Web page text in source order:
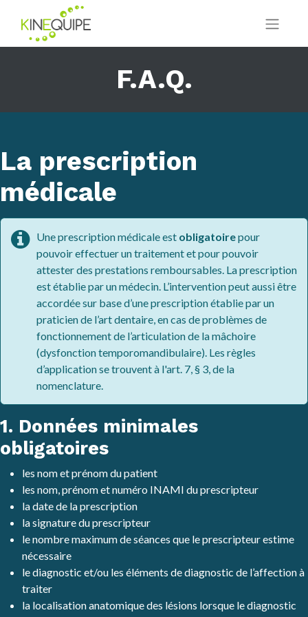
F.A.Q.
La prescription
médicale
Une prescription médicale est obligatoirepour
pouvoir effectuer un traitement et pour pouvoir
attester des prestations remboursables. La prescription
est établie par un médecin. L’intervention peut aussi être
accordée sur base d’une prescription établie par un
praticien de l’art dentaire, en cas de problèmes de
fonctionnement de l’articulation de la mâchoire
(dysfonction temporomandibulaire). Les règles
d’application se trouvent à l'art. 7, § 3, de la
nomenclature.
1. Données minimales
obligatoires
les nom et prénom du patient
les nom, prénom et numéro INAMI du prescripteur
la date de la prescription
la signature du prescripteur
le nombre maximum de séances que le prescripteur estime
nécessaire
le diagnostic et/ou les éléments de diagnostic de l’affection à
traiter
la localisation anatomique des lésions lorsque le diagnostic